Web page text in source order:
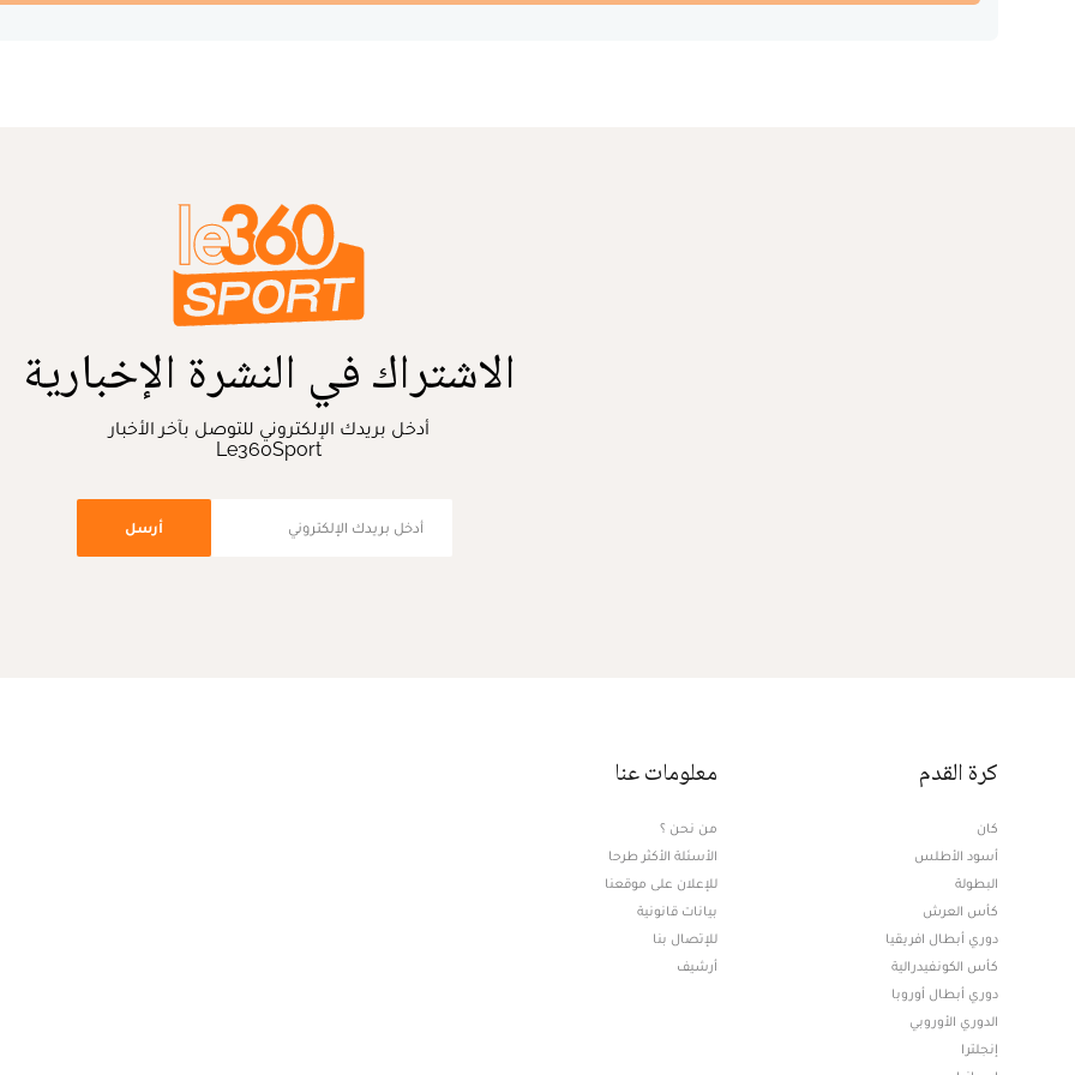
الاشتراك في النشرة الإخبارية
أدخل بريدك الإلكتروني للتوصل بآخر الأخبار
Le360Sport
أرسل
كرة القدم
كان
أسود الأطلس
البطولة
كأس العرش
دوري أبطال افريقيا
كأس الكونفيدرالية
دوري أبطال أوروبا
الدوري الأوروبي
إنجلترا
معلومات عنا
من نحن ؟
الأسئلة الأكثر طرحا
للإعلان على موقعنا
بيانات قانونية
للإتصال بنا
أرشيف